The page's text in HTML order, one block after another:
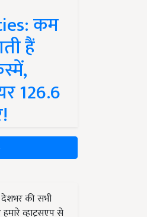
कम
हैं
126.6
की सभी
व्हाट्सएप से